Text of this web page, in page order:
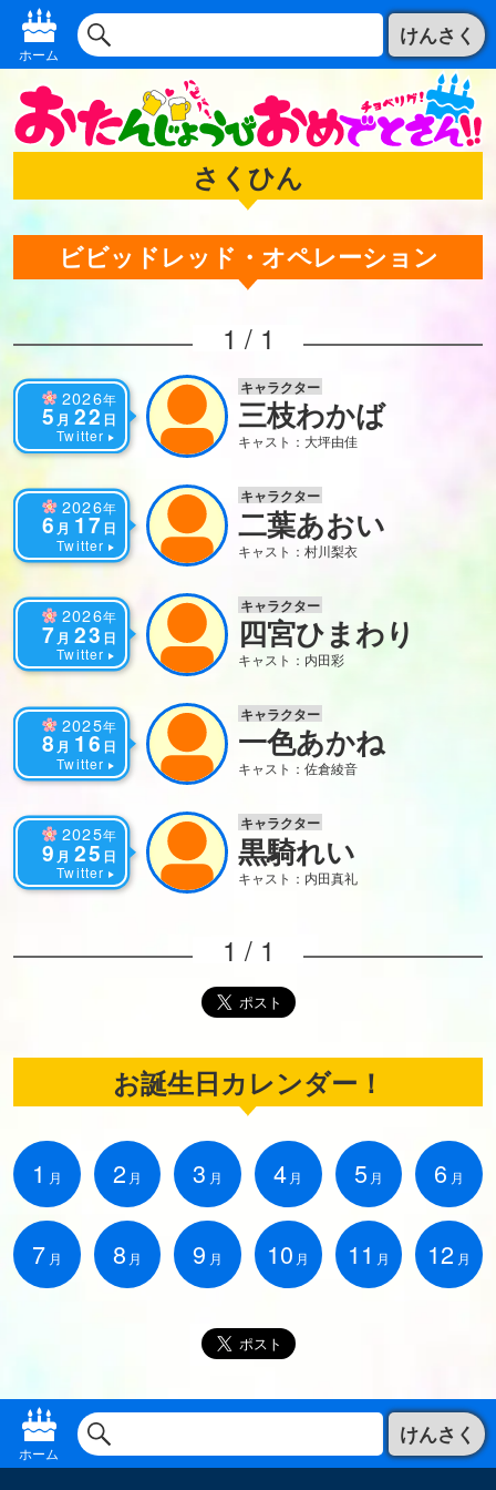
ホーム
けんさく
さくひん
ビビッドレッド・オペレーション
1 / 1
2026年
5 月 22 日
Twitter
キャラクター
三枝わかば
キャスト：大坪由佳
2026年
6 月 17 日
Twitter
キャラクター
二葉あおい
キャスト：村川梨衣
2026年
7月 23 日
Twitter
キャラクター
四宮ひまわり
キャスト：内田彩
2025年
8 月 16 日
Twitter
キャラクター
一色あかね
キャスト：佐倉綾音
2025年
9 月 25 日
Twitter
キャラクター
黒騎れい
キャスト：内田真礼
1 / 1
お誕生日カレンダー！
1 月 2 月 3 月 4 月 5 月 6 月
7 月 8 月 9 月 10 月 11 月 12 月
ホーム
けんさく